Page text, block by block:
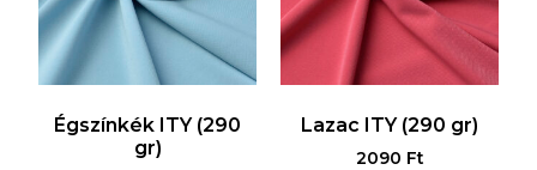
Égszínkék ITY (290
gr)
Lazac ITY (290 gr)
2090 Ft